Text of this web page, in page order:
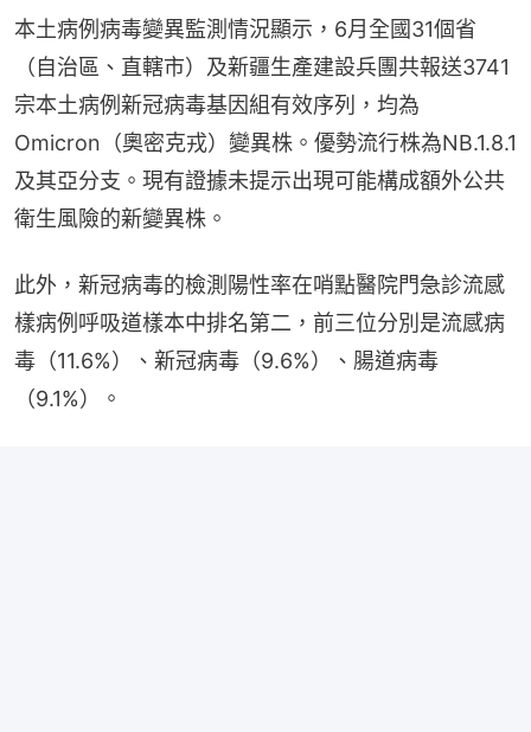
本土病例病毒變異監測情況顯示，6月全國31個省
（自治區、直轄市）及新疆生產建設兵團共報送3741
宗本土病例新冠病毒基因組有效序列，均為
Omicron（奧密克戎）變異株。優勢流行株為NB.1.8.1
及其亞分支。現有證據未提示出現可能構成額外公共
衛生風險的新變異株。
此外，新冠病毒的檢測陽性率在哨點醫院門急診流感
樣病例呼吸道樣本中排名第二，前三位分別是流感病
毒（11.6%）、新冠病毒（9.6%）、腸道病毒
（9.1%）。